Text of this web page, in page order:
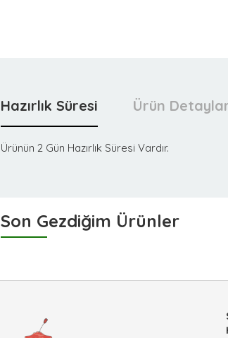
Hazırlık Süresi Ürün
Ürünün 2 Gün Hazırlık Süresi Vardır.
Son Gezdiğim Ürünler